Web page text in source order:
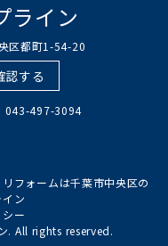
ライン
区都町1-54-20
する
043-497-3094
フォームは千葉市中央区の
ン
ー
. All rights reserved.